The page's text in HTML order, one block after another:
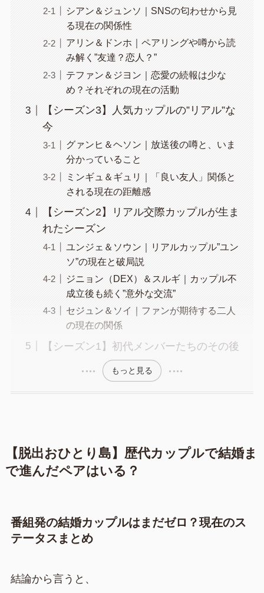
シアン＆ジュンソ｜SNSの匂わせから見
る現在の関係性
アリン＆ドンホ｜ペアリングや噂から読
み解く”友達？恋人？”
テファン＆ジヨン｜恋愛の続報は少な
め？それぞれの現在の活動
【シーズン3】人気カップルの”リアル”な
今
グァンヒ＆ヘソン｜放送後の噂と、いま
分かっていること
ミンギュ＆ギュリ｜「良い友人」関係と
される現在の距離感
【シーズン2】リアル交際カップルが生ま
れたシーズン
ユンジェ＆ソウン｜リアルカップル”ユン
ソ”の現在と破局説
ジニョン（DEX）＆スルギ｜カップル不
成立後も続く”意外な交流”
セジュン＆ソイ｜ファンが期待する二人
の現在の関係
【シーズン1】初代メンバーたちのその後
もっと見る
【脱出おひとり島】歴代カップルで結婚ま
で進んだペアはいる？
番組発の結婚カップルはまだゼロ？現在のス
テータスまとめ
結論から言うと、